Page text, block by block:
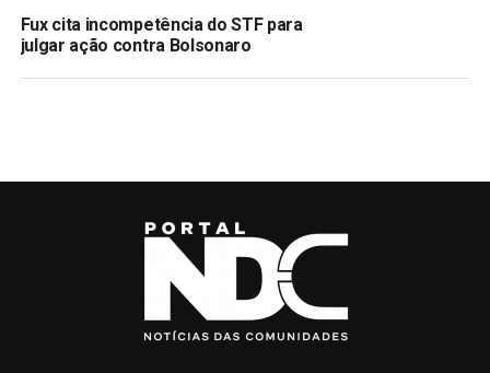
Fux cita incompetência do STF para
julgar ação contra Bolsonaro